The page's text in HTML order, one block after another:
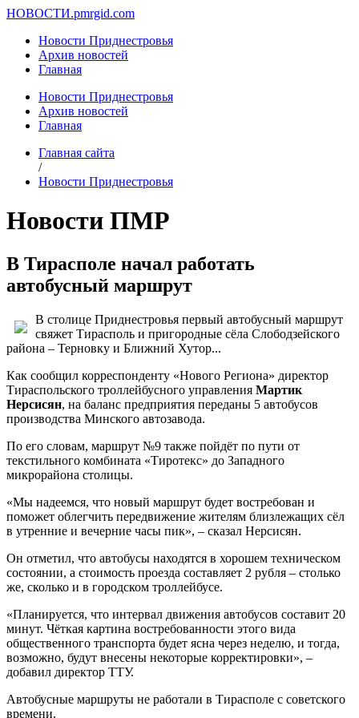
НОВОСТИ.pmrgid.com
Новости Приднестровья
Архив новостей
Главная
Новости Приднестровья
Архив новостей
Главная
Главная сайта
/
Новости Приднестровья
Новости ПМР
В Тирасполе начал работать
автобусный маршрут
В столице Приднестровья первый автобусный маршрут
свяжет Тирасполь и пригородные сёла Слободзейского
района – Терновку и Ближний Хутор...
Как сообщил корреспонденту «Нового Региона» директор
Тираспольского троллейбусного управления Мартик
Нерсисян, на баланс предприятия переданы 5 автобусов
производства Минского автозавода.
По его словам, маршрут №9 также пойдёт по пути от
текстильного комбината «Тиротекс» до Западного
микрорайона столицы.
«Мы надеемся, что новый маршрут будет востребован и
поможет облегчить передвижение жителям близлежащих сёл
в утренние и вечерние часы пик», – сказал Нерсисян.
Он отметил, что автобусы находятся в хорошем техническом
состоянии, а стоимость проезда составляет 2 рубля – столько
же, сколько и в городском троллейбусе.
«Планируется, что интервал движения автобусов составит 20
минут. Чёткая картина востребованности этого вида
общественного транспорта будет ясна через неделю, и тогда,
возможно, будут внесены некоторые корректировки», –
добавил директор ТТУ.
Автобусные маршруты не работали в Тирасполе с советского
времени.